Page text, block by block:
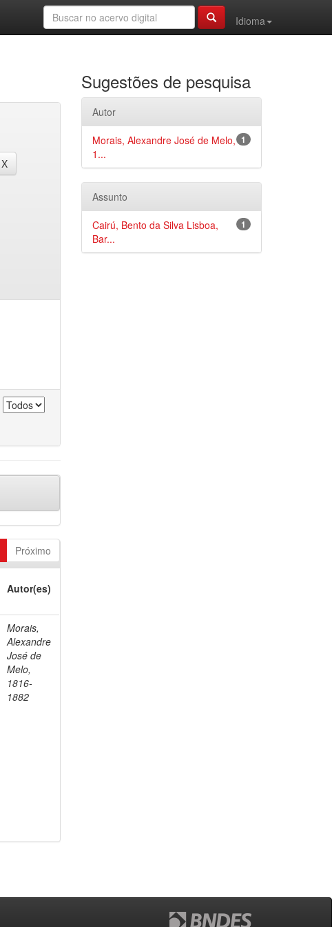
Idioma
Próximo
Autor(es)
Morais,
Alexandre
José de
Melo,
1816-
1882
Sugestões de pesquisa
Autor
1
Morais, Alexandre José de Melo,
1...
Assunto
1
Cairú, Bento da Silva Lisboa,
Bar...